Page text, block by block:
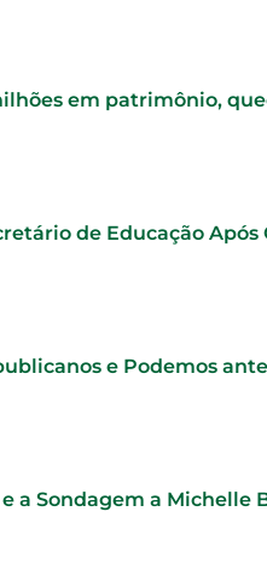
em patrimônio,
de Educação Após
e Podemos
a Sondagem a Michelle